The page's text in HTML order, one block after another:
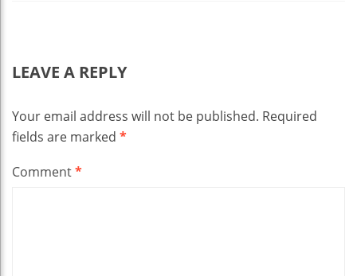
LEAVE A REPLY
Your email address will not be published. Required
fields are marked *
Comment*